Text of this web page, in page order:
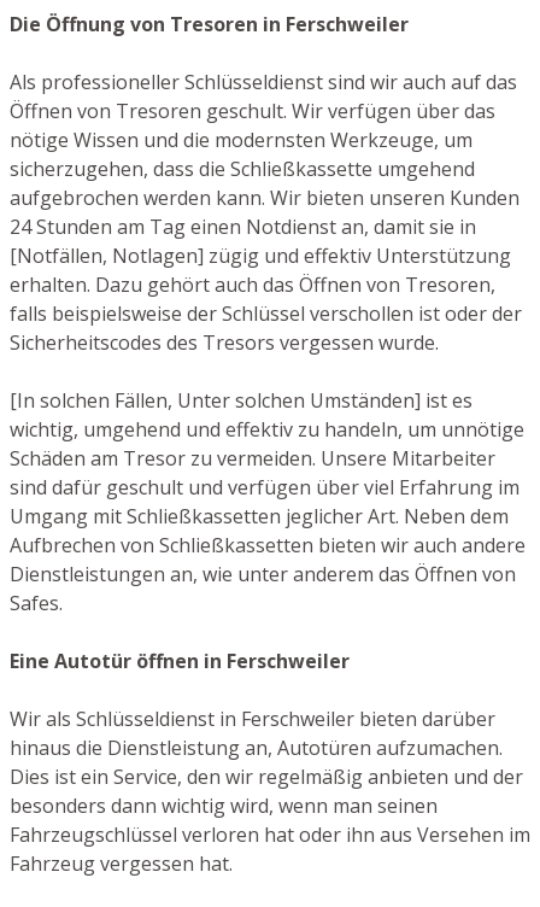
Die Öffnung von Tresoren in Ferschweiler
Als professioneller Schlüsseldienst sind wir auch auf das
Öffnen von Tresoren geschult. Wir verfügen über das
nötige Wissen und die modernsten Werkzeuge, um
sicherzugehen, dass die Schließkassette umgehend
aufgebrochen werden kann. Wir bieten unseren Kunden
24 Stunden am Tag einen Notdienst an, damit sie in
[Notfällen, Notlagen] zügig und effektiv Unterstützung
erhalten. Dazu gehört auch das Öffnen von Tresoren,
falls beispielsweise der Schlüssel verschollen ist oder der
Sicherheitscodes des Tresors vergessen wurde.
[In solchen Fällen, Unter solchen Umständen] ist es
wichtig, umgehend und effektiv zu handeln, um unnötige
Schäden am Tresor zu vermeiden. Unsere Mitarbeiter
sind dafür geschult und verfügen über viel Erfahrung im
Umgang mit Schließkassetten jeglicher Art. Neben dem
Aufbrechen von Schließkassetten bieten wir auch andere
Dienstleistungen an, wie unter anderem das Öffnen von
Safes.
Eine Autotür öffnen in Ferschweiler
Wir als Schlüsseldienst in Ferschweiler bieten darüber
hinaus die Dienstleistung an, Autotüren aufzumachen.
Dies ist ein Service, den wir regelmäßig anbieten und der
besonders dann wichtig wird, wenn man seinen
Fahrzeugschlüssel verloren hat oder ihn aus Versehen im
Fahrzeug vergessen hat.